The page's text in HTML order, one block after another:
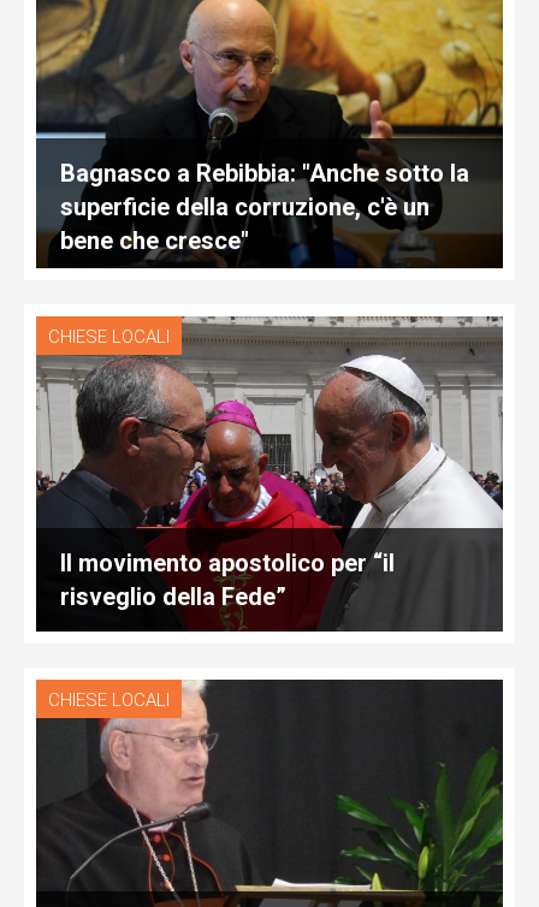
Bagnasco a Rebibbia: "Anche sotto la
superficie della corruzione, c'è un
bene che cresce"
CHIESE LOCALI
Il movimento apostolico per “il
risveglio della Fede”
CHIESE LOCALI